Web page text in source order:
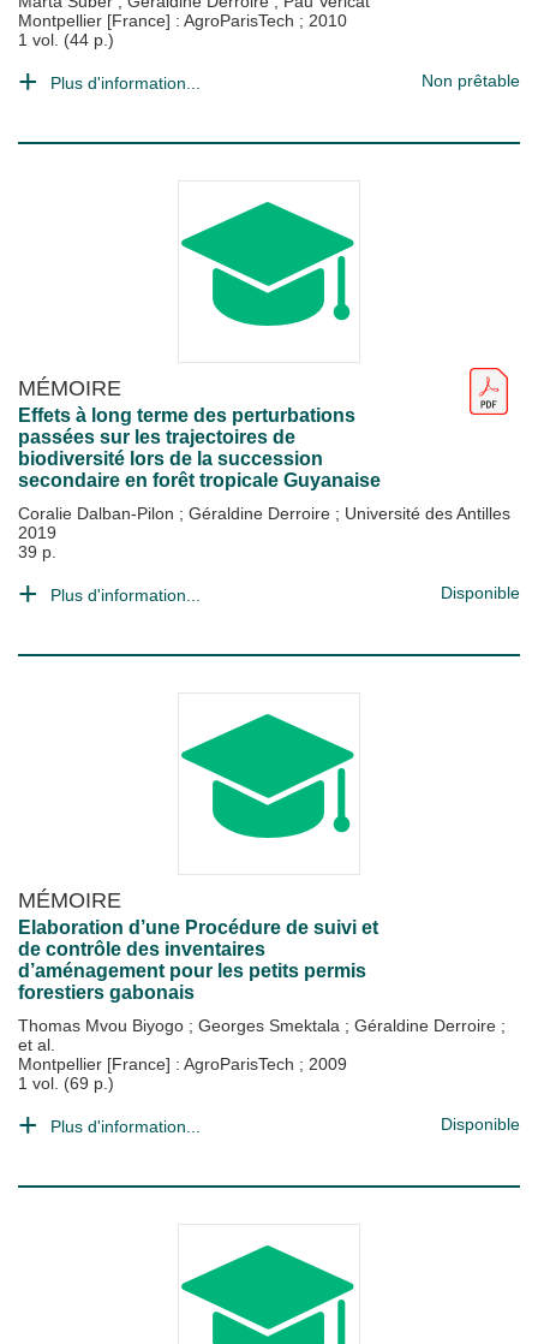
Montpellier [France] : AgroParisTech ; 2010
1 vol. (44 p.)
Plus d'information... Non prêtable
MÉMOIRE
Effets à long terme des perturbations
passées sur les trajectoires de
biodiversité lors de la succession
secondaire en forêt tropicale Guyanaise
Coralie Dalban-Pilon ; Géraldine Derroire ; Université des Antilles
2019
39 p.
Plus d'information... Disponible
MÉMOIRE
Elaboration d’une Procédure de suivi et
de contrôle des inventaires
d’aménagement pour les petits permis
forestiers gabonais
Thomas Mvou Biyogo ; Georges Smektala ; Géraldine Derroire ;
et al.
Montpellier [France] : AgroParisTech ; 2009
1 vol. (69 p.)
Plus d'information... Disponible